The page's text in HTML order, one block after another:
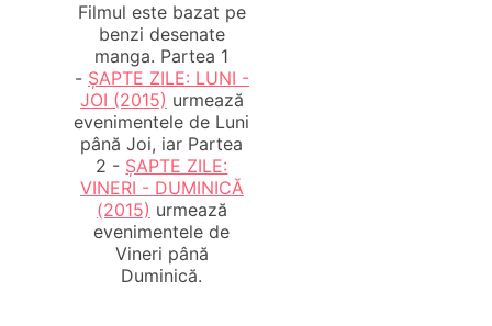
Filmul este bazat pe
benzi desenate
manga. Partea 1
- ȘAPTE ZILE: LUNI -
JOI (2015) urmează
evenimentele de Luni
până Joi, iar Partea
2 - ȘAPTE ZILE:
VINERI - DUMINICĂ
(2015) urmează
evenimentele de
Vineri până
Duminică.